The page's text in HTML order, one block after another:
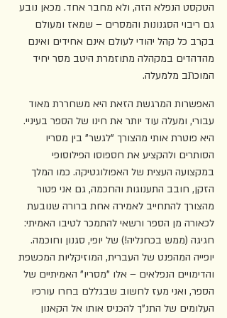
הטקסט הנפלא הזה, ולא מחבר אחד. מכאן נובע
גם ריבוי הסגנונות והמסרים – שמאז ומעולם
בקרב כל קהל יהודי לעולם אינם אחידים ואינם
מהדהדים במקהלה מתוזמרת היטב מסר יחיד
המוכתב מלמעלה.
האפשרות המרגשת הזאת היא משחררת מאוד
עבורי, ומעלה עוד יותר את חינו של הספר בעיניי.
היא פוטרת אותי מהצורך "לגשר" בין מסריו
הסותרים ולהקציע את חספוסו הפילוסופי
במקצועה העצית של האפולוגטיקה. כמו המלך
הזקן, חובב התענוגות והחכמה, גם אני פטור
מהצורך להתחייב לאמירה אחת ברורה שנובעת
לכאורה מן הספר ורשאי להתמכר לטיבו האמיתי:
חגיגה (ממש בכחנליה!) של יופי, סגנון וחוכמה.
יופייה המהפנט של העברית, המוזיקליות המכשפת
והדימויים הנפלאים – אלו "מסריו" האמיתיים של
הספר, ואני מעז לחשוב שבגללם בחרו עורכיו
העלומים של התנ"ך להכניס אותו אל הקאנון